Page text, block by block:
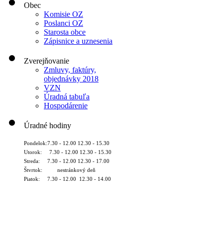
Obec
Komisie OZ
Poslanci OZ
Starosta obce
Zápisnice a uznesenia
Zverejňovanie
Zmluvy, faktúry,
objednávky 2018
VZN
Úradná tabuľa
Hospodárenie
Úradné hodiny
Pondelok:7.30 - 12.00 12.30 - 15.30
Utorok: 7.30 - 12.00 12.30 - 15.30
Streda: 7.30 - 12.00 12.30 - 17.00
Štvrtok: nestránkový deň
Piatok: 7.30 - 12.00 12.30 - 14.00